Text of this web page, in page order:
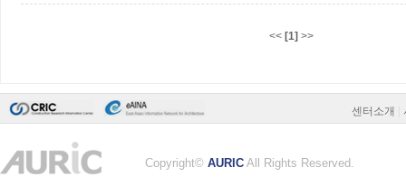
<< [1] >>
센터소개
Copyright© AURIC All Rights Reserved.